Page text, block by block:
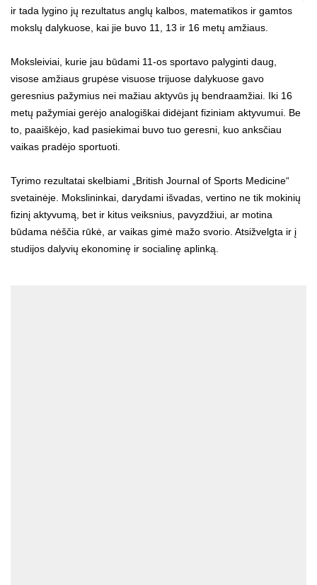
ir tada lygino jų rezultatus anglų kalbos, matematikos ir gamtos
mokslų dalykuose, kai jie buvo 11, 13 ir 16 metų amžiaus.
Moksleiviai, kurie jau būdami 11-os sportavo palyginti daug,
visose amžiaus grupėse visuose trijuose dalykuose gavo
geresnius pažymius nei mažiau aktyvūs jų bendraamžiai. Iki 16
metų pažymiai gerėjo analogiškai didėjant fiziniam aktyvumui. Be
to, paaiškėjo, kad pasiekimai buvo tuo geresni, kuo anksčiau
vaikas pradėjo sportuoti.
Tyrimo rezultatai skelbiami „British Journal of Sports Medicine“
svetainėje. Mokslininkai, darydami išvadas, vertino ne tik mokinių
fizinį aktyvumą, bet ir kitus veiksnius, pavyzdžiui, ar motina
būdama nėščia rūkė, ar vaikas gimė mažo svorio. Atsižvelgta ir į
studijos dalyvių ekonominę ir socialinę aplinką.